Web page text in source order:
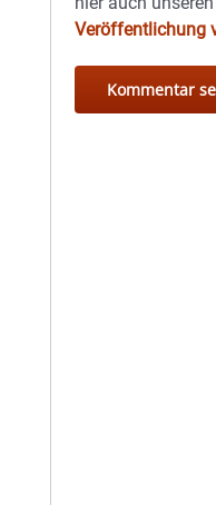
Veröffentlichung